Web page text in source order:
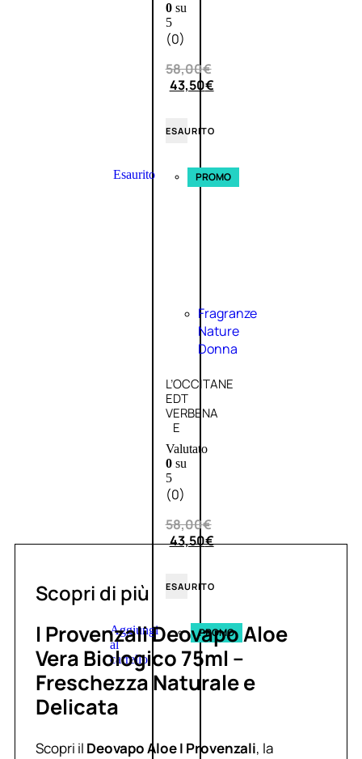
0su
5
(0)
58,00€
43,50€
ESAURITO
Esaurito PROMO
Fragranze
Nature
Donna
L’OCCITANE
EDT
VERBENA
E
Valutato
0su
5
(0)
58,00€
43,50€
ESAURITO
Aggiungi
al
carrello
PROMO
Scopri di più
I Provenzali Deovapo Aloe
Vera Biologico 75ml –
Freschezza Naturale e
Delicata
Scopri il Deovapo Aloe I Provenzali, la